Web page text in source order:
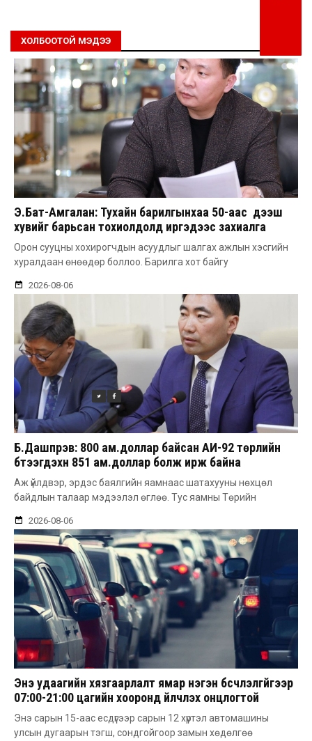
ХОЛБООТОЙ МЭДЭЭ
Э.Бат-Амгалан: Тухайн барилгынхаа 50-аас дээш
хувийг барьсан тохиолдолд иргэдээс захиалга
авдаг болгоно
Орон сууцны хохирогчдын асуудлыг шалгах ажлын хэсгийн
хуралдаан өнөөдөр боллоо. Барилга хот байгу
2026-08-06
Б.Дашпүрэв: 800 ам.доллар байсан АИ-92 төрлийн
бүтээгдэхүүн 851 ам.доллар болж ирж байна
Аж үйлдвэр, эрдэс баялгийн яамнаас шатахууны нөхцөл
байдлын талаар мэдээлэл өглөө. Тус яамны Төрийн
2026-08-06
Энэ удаагийн хязгаарлалт ямар нэгэн бүсчлэлгүйгээр
07:00-21:00 цагийн хооронд үйлчлэх онцлогтой
Энэ сарын 15-аас есдүгээр сарын 12 хүртэл автомашины
улсын дугаарын тэгш, сондгойгоор замын хөдөлгөө